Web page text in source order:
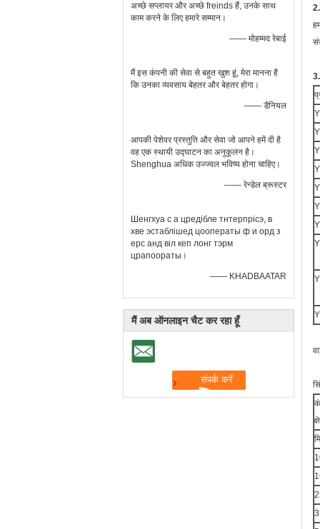
अच्छे सप्लायर और अच्छे freinds हैं, उनके साथ
काम करने के लिए हमारे सम्मान।
—— मोहम्मद रेबाई
मैं इस कंपनी की सेवा से बहुत खुश हूं, मेरा मानना ​​है
कि उनका व्यवसाय बेहतर और बेहतर होगा।
—— डैनियल
आपकी पेशेवर प्रस्तुति और सेवा जो आपने हमें दी है
वह एक स्थायी उद्घाटन का अनुकूलन है।
Shenghua अधिक उज्ज्वल भविष्य होना चाहिए।
—— रेन्डेल ब्रूस्टर
Шенгхуа с а цредібле тнтерпрісэ, в
хве эстаблішед цооператы ф и орд з
ерс анд віл кеп лонг тэрм
црапоораты।
—— KHADBAATAR
मैं अब ऑनलाइन चैट कर रहा हूँ